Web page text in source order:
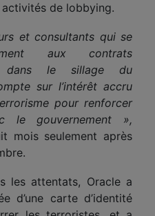
de lobbying.
et consultants qui se
auxcontrats
dans le sillage du
sur l’intérêt accru
pour renforcer
le gouvernement »,
mois seulement après
les attentats, Oracle a
d’une carte d’identité